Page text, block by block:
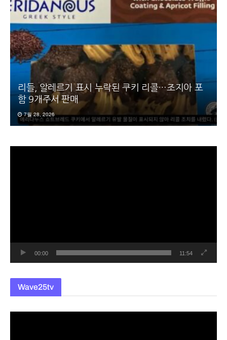
리들, 알레르기 표시 누락된 쿠키 리콜…조지아 포
함 9개주서 판매
7월 28, 2026
00:00 11:54
Wave25tv